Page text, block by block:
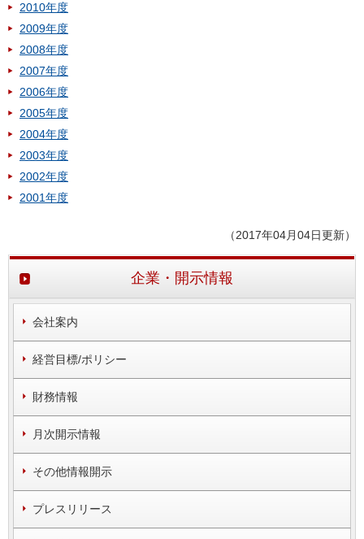
2010年度
2009年度
2008年度
2007年度
2006年度
2005年度
2004年度
2003年度
2002年度
2001年度
（2017年04月04日更新）
企業・開示情報
会社案内
経営目標/ポリシー
財務情報
月次開示情報
その他情報開示
プレスリリース